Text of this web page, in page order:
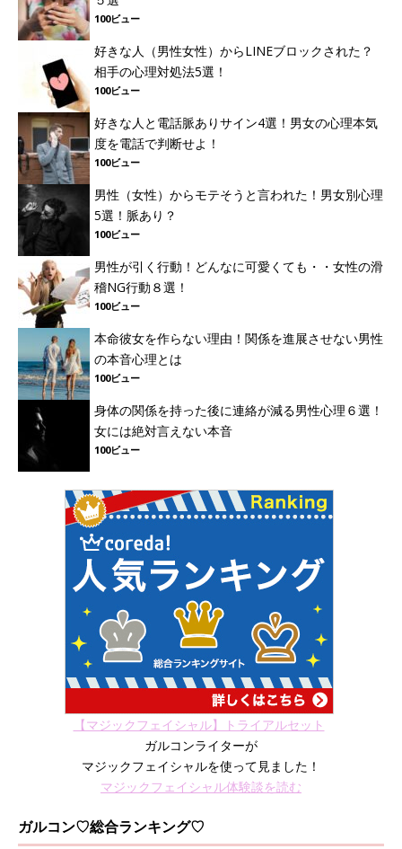
100ビュー
好きな人（男性女性）からLINEブロックされた？
相手の心理対処法5選！
100ビュー
好きな人と電話脈ありサイン4選！男女の心理本気
度を電話で判断せよ！
100ビュー
男性（女性）からモテそうと言われた！男女別心理
5選！脈あり？
100ビュー
男性が引く行動！どんなに可愛くても・・女性の滑
稽NG行動８選！
100ビュー
本命彼女を作らない理由！関係を進展させない男性
の本音心理とは
100ビュー
身体の関係を持った後に連絡が減る男性心理６選！
女には絶対言えない本音
100ビュー
【マジックフェイシャル】トライアルセット
ガルコンライターが
マジックフェイシャルを使って見ました！
マジックフェイシャル体験談を読む
ガルコン♡総合ランキング♡